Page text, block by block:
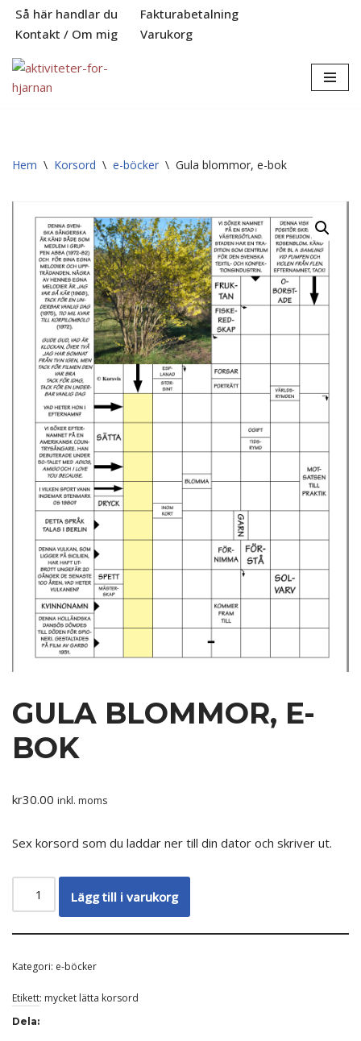
Hoppa
till
innehåll
Så här handlar du
Fakturabetalning
Kontakt / Om mig
Varukorg
Hem \ Korsord \ e-böcker \ Gula blommor, e-bok
GULA BLOMMOR, E-
BOK
kr30.00 inkl. moms
Sex korsord som du laddar ner till din dator och skriver ut.
Lägg till i varukorg
Kategori: e-böcker
Etikett: mycket lätta korsord
Dela: